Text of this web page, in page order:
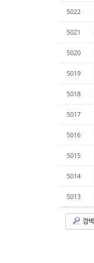
5022
5021
5020
5019
5018
5017
5016
5015
5014
5013
검색